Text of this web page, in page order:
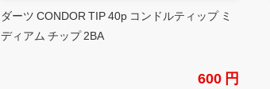
ダーツ CONDOR TIP 40p コンドルティップ ミ
ディアム チップ 2BA
600 円